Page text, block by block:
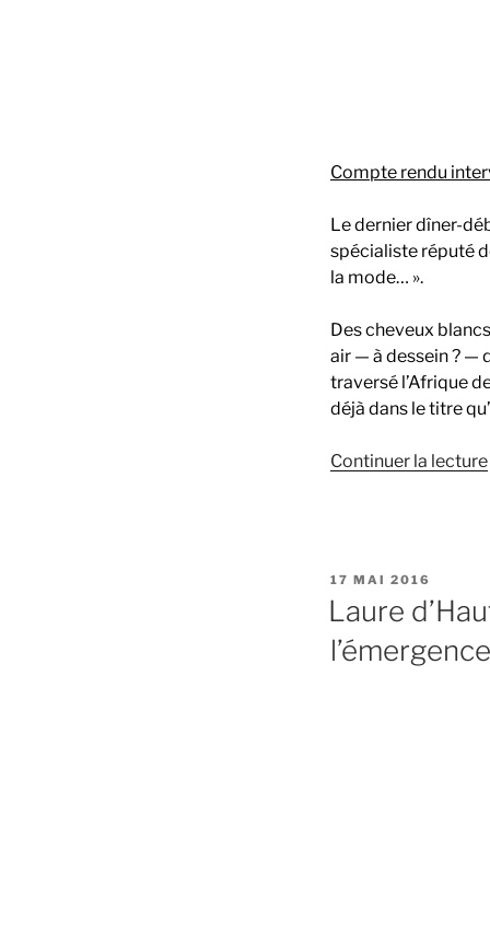
Compte rendu
Le dernier dîner-
spécialiste réputé
la mode… ».
Des cheveux
air — à dessein ? —
traversé l’Afrique
déjà dans le titre
Continuer la lecture
PUBLIÉ
17 MAI 2016
Laure